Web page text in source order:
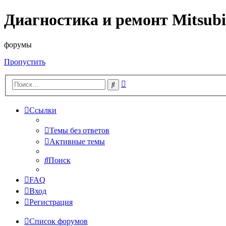
Диагностика и ремонт
форумы
Пропустить
Поиск
Ссылки
Темы без ответов
Активные темы
Поиск
FAQ
Вход
Регистрация
Список форумов